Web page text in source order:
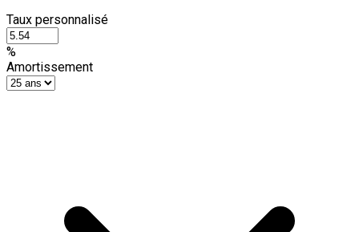
Taux personnalisé
%
Amortissement